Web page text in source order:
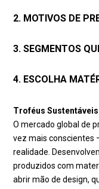
2. MOTIVOS DE
3. SEGMENTOS
4. ESCOLHA
Troféus
O mercado global de
vez mais conscientes
realidade.
produzidos com
abrir mão de design,